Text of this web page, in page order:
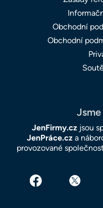
Obchodní
Obchodní
JenFirmy.czjsou
JenPráce.cza
provozované